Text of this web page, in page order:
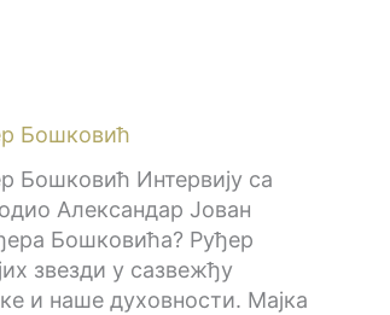
Бошковић
Бошковић Интервију са
Александар Јован
Бошковића? Руђер
звезди у сазвежђу
и наше духовности. Мајка